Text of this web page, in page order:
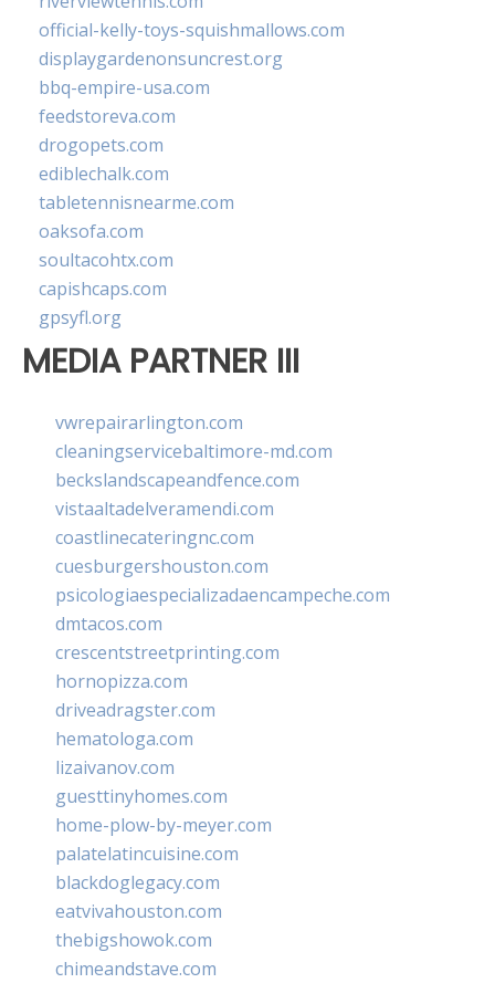
official-kelly-toys-squishmallows.com
displaygardenonsuncrest.org
bbq-empire-usa.com
feedstoreva.com
drogopets.com
ediblechalk.com
tabletennisnearme.com
oaksofa.com
soultacohtx.com
capishcaps.com
gpsyfl.org
MEDIA PARTNER III
vwrepairarlington.com
cleaningservicebaltimore-md.com
beckslandscapeandfence.com
vistaaltadelveramendi.com
coastlinecateringnc.com
cuesburgershouston.com
psicologiaespecializadaencampeche.com
dmtacos.com
crescentstreetprinting.com
hornopizza.com
driveadragster.com
hematologa.com
lizaivanov.com
guesttinyhomes.com
home-plow-by-meyer.com
palatelatincuisine.com
blackdoglegacy.com
eatvivahouston.com
thebigshowok.com
chimeandstave.com